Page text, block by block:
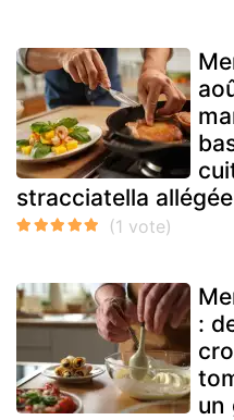
stracciatella allégée
:
un